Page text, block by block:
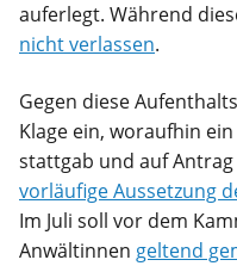
auferlegt. Während
nicht verlassen.
Gegen diese
Klage ein, woraufhin
stattgab und auf
vorläufige Aussetzung
Im Juli soll vor dem
Anwältinnen geltend